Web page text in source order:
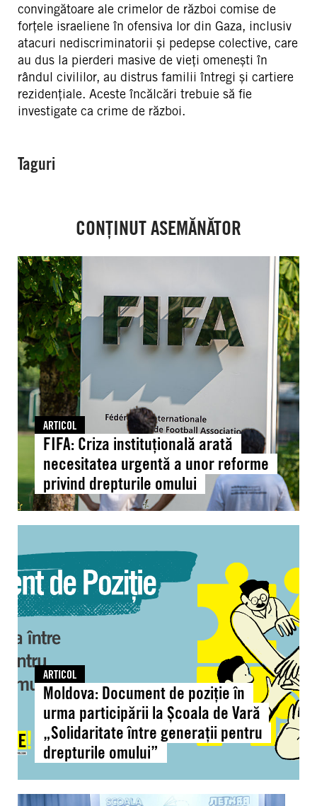
convingătoare ale crimelor de război comise de
forțele israeliene în ofensiva lor din Gaza, inclusiv
atacuri nediscriminatorii și pedepse colective, care
au dus la pierderi masive de vieți omenești în
rândul civililor, au distrus familii întregi și cartiere
rezidențiale. Aceste încălcări trebuie să fie
investigate ca crime de război.
Taguri
CONȚINUT ASEMĂNĂTOR
FIFA:
Criza
instituțională
arată
necesitatea
urgentă
a
unor
reforme
privind
drepturile
omului
ARTICOL
FIFA: Criza instituțională arată
necesitatea urgentă a unor reforme
privind drepturile omului
Document
de
poziție
în
urma
participării
Școala
de
„Solidaritate
între
generații
ARTICOL
Moldova: Document de poziție în
urma participării la Școala de Vară
„Solidaritate între generații pentru
drepturile omului”
Moldova: